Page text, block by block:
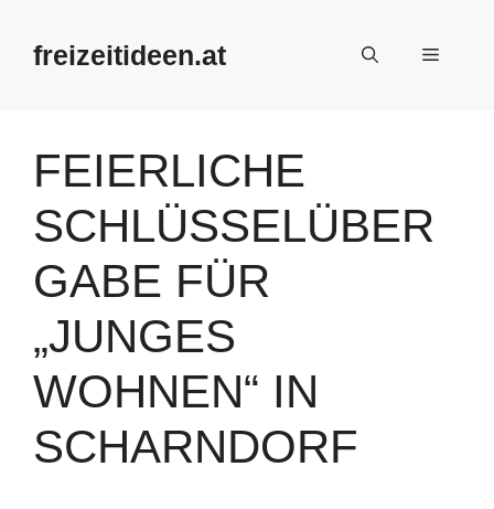
Inhalt
springenfreizeitideen.at Menü
FEIERLICHE
SCHLÜSSELÜBER
GABE FÜR
„JUNGES
WOHNEN“ IN
SCHARNDORF